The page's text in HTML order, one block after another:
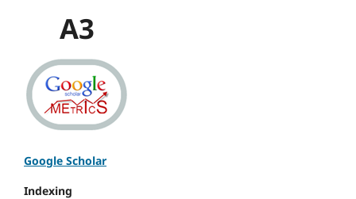
A3
Google Scholar
Indexing